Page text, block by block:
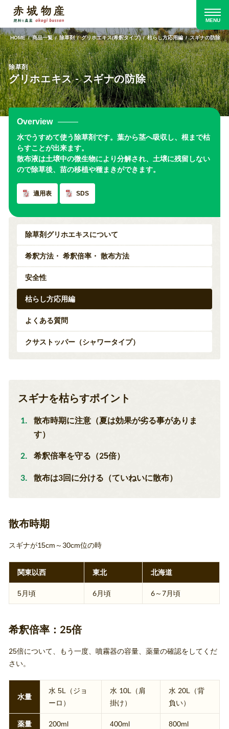
HOME 商品一覧 除草剤 グリホエキス(希釈タイプ) 枯らし方応用編 スギナの防除
除草剤
グリホエキス - スギナの防除
Overview
水でうすめて使う除草剤です。葉から茎へ吸収し、根まで枯
らすことが出来ます。
散布液は土壌中の微生物により分解され、土壌に残留しない
ので除草後、苗の移植や種まきができます。
適用表 SDS
除草剤グリホエキスについて
希釈方法・ 希釈倍率・ 散布方法
安全性
枯らし方応用編
よくある質問
クサストッパー（シャワータイプ）
スギナを枯らすポイント
散布時期に注意（夏は効果が劣る事がありま
す）
希釈倍率を守る（25倍）
散布は3回に分ける（ていねいに散布）
散布時期
スギナが15cm～30cm位の時
関東以西 東北 北海道
5月頃 6月頃 6～7月頃
希釈倍率：25倍
25倍について、もう一度、噴霧器の容量、薬量の確認をしてくだ
さい。
水量
水 5L（ジョ
ーロ）
水 10L（肩
掛け）
水 20L（背
負い）
薬量 200ml 400ml 800ml